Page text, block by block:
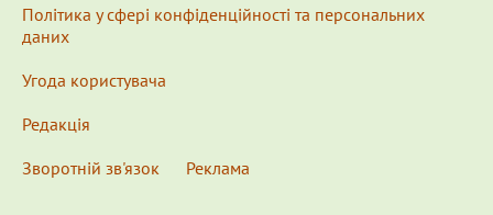
Політика у сфері конфіденційності та персональних
даних
Угода користувача
Редакція
Зворотній зв'язок
Реклама